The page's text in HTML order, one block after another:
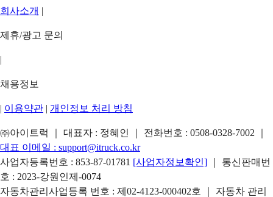
회사소개 |
제휴/광고 문의
|
채용정보
| 이용약관 | 개인정보 처리 방침
㈜아이트럭 ｜ 대표자 : 정혜인 ｜ 전화번호 : 0508-0328-7002
대표 이메일 : support@itruck.co.kr
사업자등록번호 : 853-87-01781 [사업자정보확인]
｜ 통신판매번
호 : 2023-강원인제-0074
자동차관리사업등록 번호 : 제02-4123-000402호 ｜ 자동차 관리